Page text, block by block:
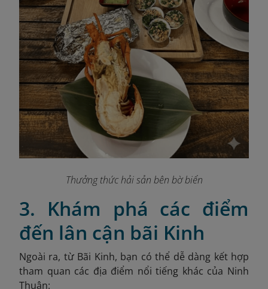
Thưởng thức hải sản bên bờ biển
3. Khám phá các điểm
đến lân cận bãi Kinh
Ngoài ra, từ Bãi Kinh, bạn có thể dễ dàng kết hợp
tham quan các địa điểm nổi tiếng khác của Ninh
Thuận: